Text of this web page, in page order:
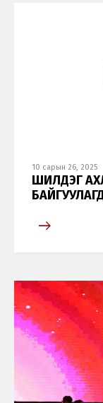
10 сарын 26, 2025
ШИЛДЭГ